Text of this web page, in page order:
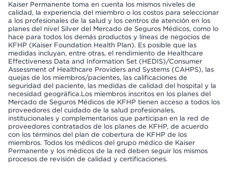
Kaiser Permanente toma en cuenta los mismos niveles de
calidad, la experiencia del miembro o los costos para seleccionar
a los profesionales de la salud y los centros de atención en los
planes del nivel Silver del Mercado de Seguros Médicos, como lo
hace para todos los demás productos y líneas de negocios de
KFHP (Kaiser Foundation Health Plan). Es posible que las
medidas incluyan, entre otras, el rendimiento de Healthcare
Effectiveness Data and Information Set (HEDIS)/Consumer
Assessment of Healthcare Providers and Systems (CAHPS), las
quejas de los miembros/pacientes, las calificaciones de
seguridad del paciente, las medidas de calidad del hospital y la
necesidad geográfica.Los miembros inscritos en los planes del
Mercado de Seguros Médicos de KFHP tienen acceso a todos los
proveedores del cuidado de la salud profesionales,
institucionales y complementarios que participan en la red de
proveedores contratados de los planes de KFHP, de acuerdo
con los términos del plan de cobertura de KFHP de los
miembros. Todos los médicos del grupo médico de Kaiser
Permanente y los médicos de la red deben seguir los mismos
procesos de revisión de calidad y certificaciones.